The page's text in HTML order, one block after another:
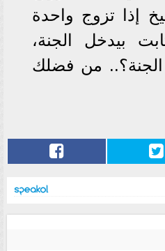
إذا تزوج واحدة
بيدخل الجنة،
من فضلك